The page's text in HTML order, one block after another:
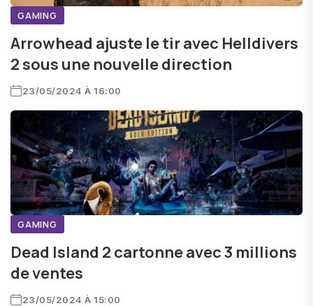
GAMING
Arrowhead ajuste le tir avec Helldivers
2 sous une nouvelle direction
23/05/2024 À 16:00
GAMING
Dead Island 2 cartonne avec 3 millions
de ventes
23/05/2024 À 15:00